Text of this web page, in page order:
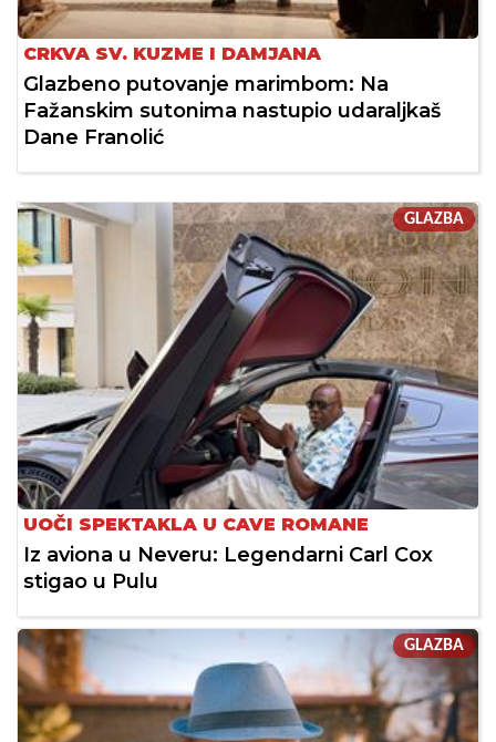
CRKVA SV. KUZME I DAMJANA
Glazbeno putovanje marimbom: Na
Fažanskim sutonima nastupio udaraljkaš
Dane Franolić
GLAZBA
UOČI SPEKTAKLA U CAVE ROMANE
Iz aviona u Neveru: Legendarni Carl Cox
stigao u Pulu
GLAZBA